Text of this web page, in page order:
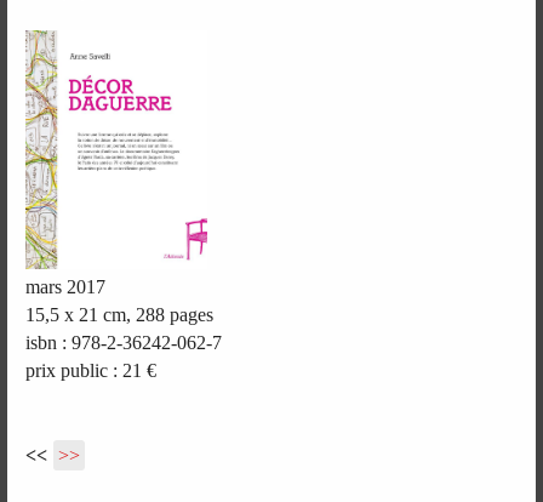
mars 2017
15,5 x 21 cm, 288 pages
isbn : 978-2-36242-062-7
prix public : 21 €
<< >>